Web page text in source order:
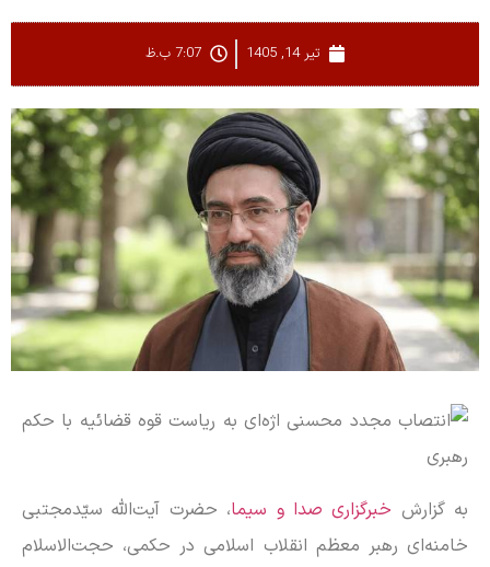
تیر 14, 1405 7:07 ب.ظ
به گزارش خبرگزاری صدا و سیما، حضرت آیت‌الله سیّدمجتبی
خامنه‌ای رهبر معظم انقلاب اسلامی در حکمی، حجت‌الاسلام